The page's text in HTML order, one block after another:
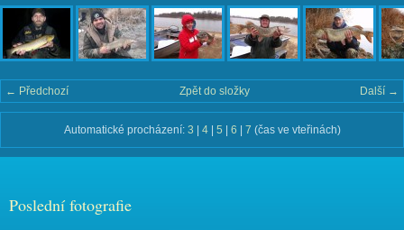
← Předchozí Další →
Zpět do složky
Automatické procházení: 3 | 4| 5 | 6 | 7 (čas ve vteřinách)
Poslední fotografie